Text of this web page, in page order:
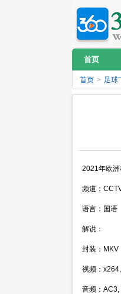
首页
首页 > 足球
2021年欧
频道：
语言：国语
解说：
封装：MKV
视频：
音频：